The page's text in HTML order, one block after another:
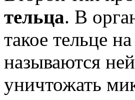
тельца. В
такое тельце
называются
уничтожать